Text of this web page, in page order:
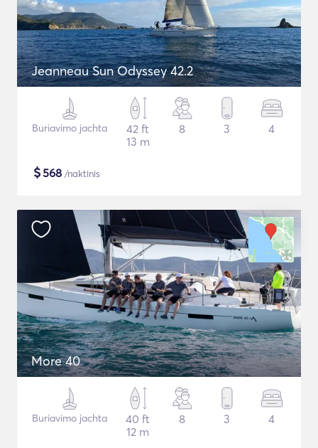
Jeanneau Sun Odyssey 42.2
Buriavimo jachta
42 ft
13 m
8 3 4
$568 /naktinis
More 40
Buriavimo jachta
40 ft
12 m
8 3 4